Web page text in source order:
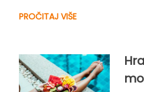
PROČITAJ VIŠE